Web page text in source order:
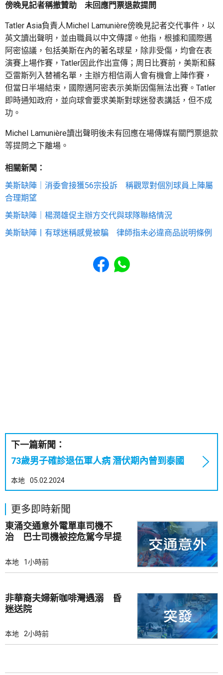
傍晚見記者稱撤贊助 未回應門票退款提問
Tatler Asia負責人Michel Lamunière傍晚見記者交代事件，以
英文讀出聲明，並由職員以中文傳譯。他指，根據和國際邁
阿密協議，包括美斯在內的著名球星，除非受傷，均會在表
演賽上場作賽，Tatler因此作出宣傳；周日比賽前，美斯和蘇
亞雷斯列入替補名單，主辦方相信兩人會有機會上陣作賽，
但當日半場結束，國際邁阿密表示美斯因傷無法出賽。Tatler
即時通知政府，並向球會要求美斯對球迷發表講話，但不成
功。
Michel Lamunière讀出聲明後未有回應在場傳媒有關門票退款
等提問之下離場。
相關新聞：
美斯缺陣｜消委會接獲56宗投訴 稱觀眾對個別球員上陣屬
合理期望
美斯缺陣｜楊潤雄促主辦方交代與球隊聯絡情況
美斯缺陣丨有球迷稱感覺被騙 律師指未必違商品説明條例
Share to Facebook
Share to WhatsApp
下一篇新聞：
73歲男子確診退伍軍人病 潛伏期內曾到泰國
本地 05.02.2024
更多即時新聞
東涌交通意外電單車司機不
治 巴士司機被控危駕今早提
本地 1小時前
非華裔夫婦新咖啡灣遇溺 昏
迷送院
本地 2小時前